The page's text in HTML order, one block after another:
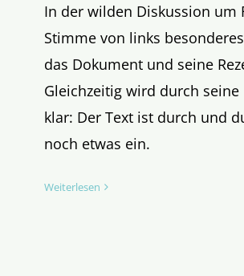
In der wilden Diskussion um
Stimme von links
das Dokument und seine
Gleichzeitig wird durch
klar: Der Text ist durch und
noch etwas ein.
Weiterlesen